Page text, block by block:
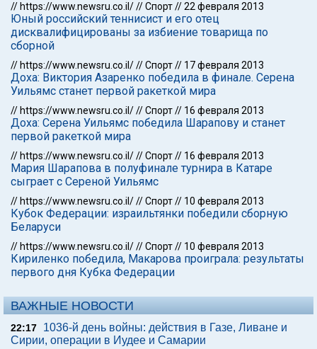
// https://www.newsru.co.il///Спорт//22 февраля 2013
Юный российский теннисист и его отец
дисквалифицированы за избиение товарища по
сборной
// https://www.newsru.co.il///Спорт// 17 февраля 2013
Доха: Виктория Азаренко победила в финале. Серена
Уильямс станет первой ракеткой мира
// https://www.newsru.co.il///Спорт// 16 февраля 2013
Доха: Серена Уильямс победила Шарапову и станет
первой ракеткой мира
// https://www.newsru.co.il///Спорт// 16 февраля 2013
Мария Шарапова в полуфинале турнира в Катаре
сыграет с Сереной Уильямс
// https://www.newsru.co.il///Спорт// 10 февраля 2013
Кубок Федерации: израильтянки победили сборную
Беларуси
// https://www.newsru.co.il///Спорт// 10 февраля 2013
Кириленко победила, Макарова проиграла: результаты
первого дня Кубка Федерации
ВАЖНЫЕ НОВОСТИ
22:17
1036-й день войны: действия в Газе, Ливане и
Сирии, операции в Иудее и Самарии